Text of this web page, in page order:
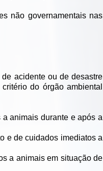
não governamentais nas
acidente ou de desastre
do órgão ambiental
animais durante e após a
e de cuidados imediatos a
a animais em situação de